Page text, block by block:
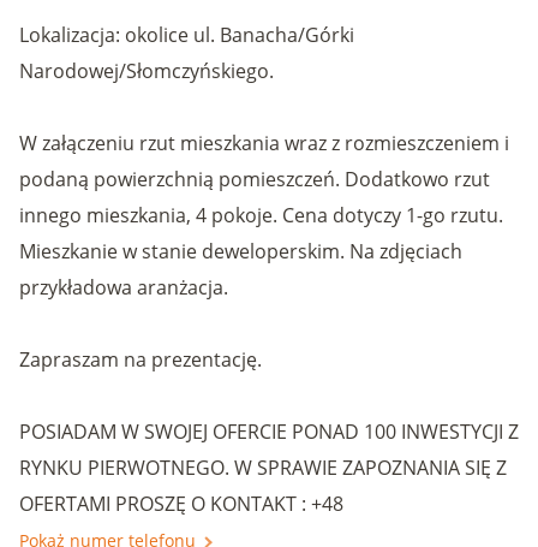
Lokalizacja: okolice ul. Banacha/Górki
Narodowej/Słomczyńskiego.
W załączeniu rzut mieszkania wraz z rozmieszczeniem i
podaną powierzchnią pomieszczeń. Dodatkowo rzut
innego mieszkania, 4 pokoje. Cena dotyczy 1-go rzutu.
Mieszkanie w stanie deweloperskim. Na zdjęciach
przykładowa aranżacja.
Zapraszam na prezentację.
POSIADAM W SWOJEJ OFERCIE PONAD 100 INWESTYCJI Z
RYNKU PIERWOTNEGO. W SPRAWIE ZAPOZNANIA SIĘ Z
OFERTAMI PROSZĘ O KONTAKT : +48
Pokaż numer telefonu